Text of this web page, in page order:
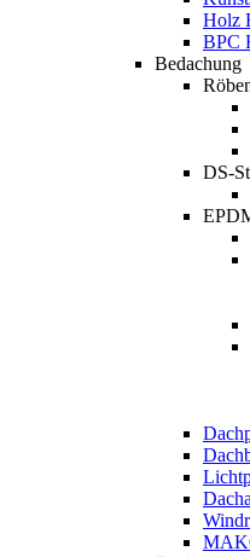
Holz
BPC
Bedachung
DS-